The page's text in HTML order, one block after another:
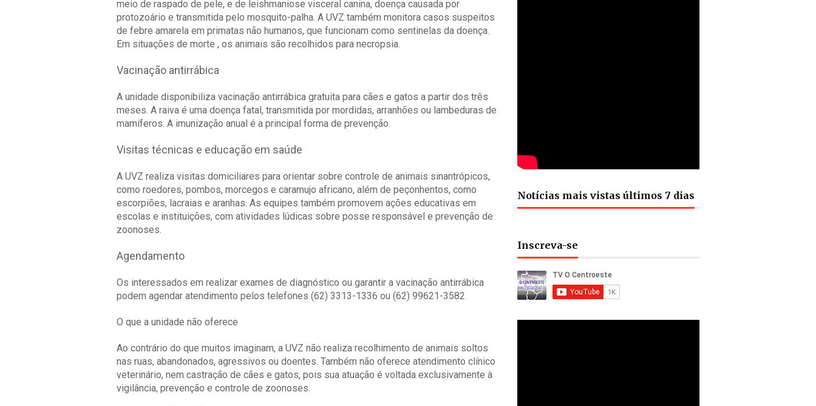
meio de raspado de pele, e de leishmaniose visceral canina, doença causada por
protozoário e transmitida pelo mosquito-palha. A UVZ também monitora casos suspeitos
de febre amarela em primatas não humanos, que funcionam como sentinelas da doença.
Em situações de morte , os animais são recolhidos para necropsia.
Vacinação antirrábica
A unidade disponibiliza vacinação antirrábica gratuita para cães e gatos a partir dos três
meses. A raiva é uma doença fatal, transmitida por mordidas, arranhões ou lambeduras de
mamíferos. A imunização anual é a principal forma de prevenção.
Visitas técnicas e educação em saúde
A UVZ realiza visitas domiciliares para orientar sobre controle de animais sinantrópicos,
como roedores, pombos, morcegos e caramujo africano, além de peçonhentos, como
escorpiões, lacraias e aranhas. As equipes também promovem ações educativas em
escolas e instituições, com atividades lúdicas sobre posse responsável e prevenção de
zoonoses.
Agendamento
Os interessados em realizar exames de diagnóstico ou garantir a vacinação antirrábica
podem agendar atendimento pelos telefones (62) 3313-1336 ou (62) 99621-3582.
O que a unidade não oferece
Ao contrário do que muitos imaginam, a UVZ não realiza recolhimento de animais soltos
nas ruas, abandonados, agressivos ou doentes. Também não oferece atendimento clínico
veterinário, nem castração de cães e gatos, pois sua atuação é voltada exclusivamente à
vigilância, prevenção e controle de zoonoses.
Notícias mais vistas últimos 7 dias
Inscreva-se